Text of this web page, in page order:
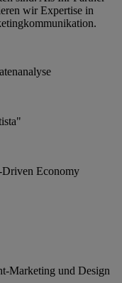
wir Expertise in
Driven Economy
Marketing und Design